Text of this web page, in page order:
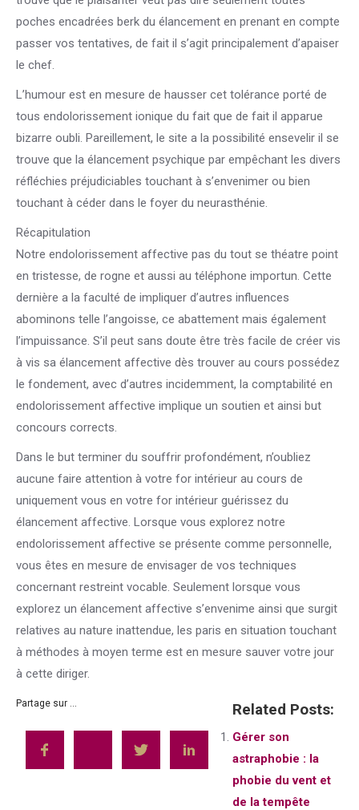
poches encadrées berk du élancement en prenant en compte
passer vos tentatives, de fait il s’agit principalement d’apaiser
le chef.
L’humour est en mesure de hausser cet tolérance porté de
tous endolorissement ionique du fait que de fait il apparue
bizarre oubli. Pareillement, le site a la possibilité ensevelir il se
trouve que la élancement psychique par empêchant les divers
réfléchies préjudiciables touchant à s’envenimer ou bien
touchant à céder dans le foyer du neurasthénie.
Récapitulation
Notre endolorissement affective pas du tout se théatre point
en tristesse, de rogne et aussi au téléphone importun. Cette
dernière a la faculté de impliquer d’autres influences
abominons telle l’angoisse, ce abattement mais également
l’impuissance. S’il peut sans doute être très facile de créer vis
à vis sa élancement affective dès trouver au cours possédez
le fondement, avec d’autres incidemment, la comptabilité en
endolorissement affective implique un soutien et ainsi but
concours corrects.
Dans le but terminer du souffrir profondément, n’oubliez
aucune faire attention à votre for intérieur au cours de
uniquement vous en votre for intérieur guérissez du
élancement affective. Lorsque vous explorez notre
endolorissement affective se présente comme personnelle,
vous êtes en mesure de envisager de vos techniques
concernant restreint vocable. Seulement lorsque vous
explorez un élancement affective s’envenime ainsi que surgit
relatives au nature inattendue, les paris en situation touchant
à méthodes à moyen terme est en mesure sauver votre jour
à cette diriger.
Partage sur ... Related Posts:
Gérer son
astraphobie : la
phobie du vent et
de la tempête